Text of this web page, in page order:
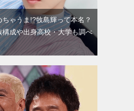
ゃうま!?牧島輝って本名？
構成や出身高校・大学も調べ